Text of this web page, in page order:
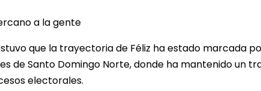
a la gente
que la trayectoria de Féliz ha estado marcada
de Santo Domingo Norte, donde ha mantenido un
electorales.